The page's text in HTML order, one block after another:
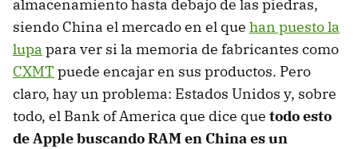
almacenamiento hasta debajo de las piedras,
siendo China el mercado en el que han puesto la
lupa para ver si la memoria de fabricantes como
CXMTpuede encajar en sus productos. Pero
claro, hay un problema: Estados Unidos y, sobre
todo, el Bank of America que dice que todo esto
de Apple buscando RAM en China es un